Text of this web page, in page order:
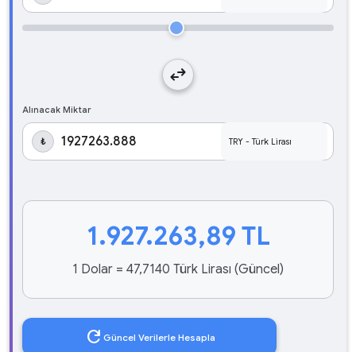
swap_horiz
Alınacak Miktar
₺
1.927.263,89 TL
1 Dolar = 47,7140 Türk Lirası (Güncel)
refresh Güncel Verilerle Hesapla